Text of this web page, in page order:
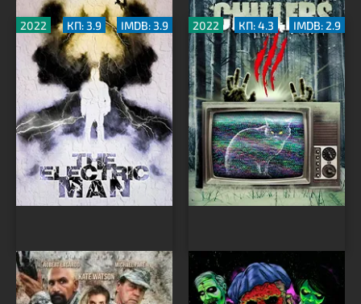
Мост обречённых
2022 КП: 3.9 IMDB: 3.9
Атака радиоактивных
зомби
2022 КП: 4.3 IMDB: 2.9